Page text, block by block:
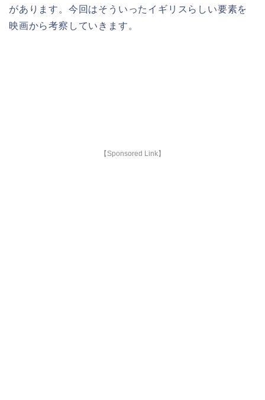
があります。今回はそういったイギリスらしい要素を
映画から考察していきます。
【Sponsored Link】